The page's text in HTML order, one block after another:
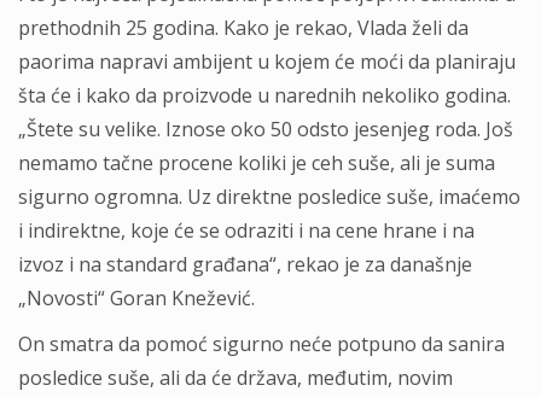
prethodnih 25 godina. Kako je rekao, Vlada želi da
paorima napravi ambijent u kojem će moći da planiraju
šta će i kako da proizvode u narednih nekoliko godina.
„Štete su velike. Iznose oko 50 odsto jesenjeg roda. Još
nemamo tačne procene koliki je ceh suše, ali je suma
sigurno ogromna. Uz direktne posledice suše, imaćemo
i indirektne, koje će se odraziti i na cene hrane i na
izvoz i na standard građana“, rekao je za današnje
„Novosti“ Goran Knežević.
On smatra da pomoć sigurno neće potpuno da sanira
posledice suše, ali da će država, međutim, novim